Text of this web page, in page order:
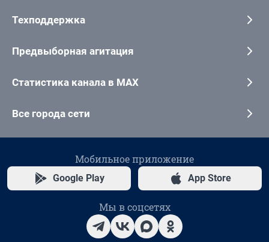
Техподдержка
Предвыборная агитация
Статистика канала в MAX
Все города сети
Мобильное приложение
Google Play App Store
Мы в соцсетях